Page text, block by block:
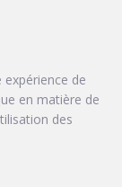
de
en matière de
des